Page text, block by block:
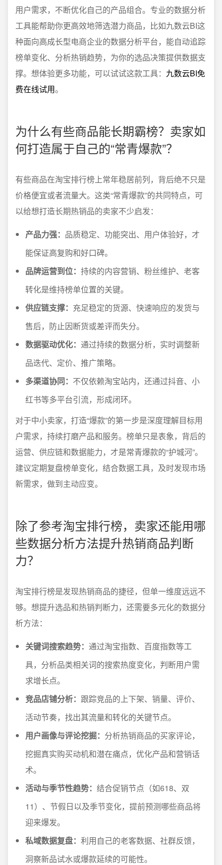
用户需求，不断优化自己的产品组合。专业的数据分析
工具能帮助你更高效地筛选潜力商品，比如九数云BI这
种面向高成长型电商企业的数据分析平台，能自动追踪
榜单变化、分析热销趋势，为你的选品决策提供数据支
撑。想体验更多功能，可以试试这款工具： 九数云BI免
费在线试用。
为什么有些商品能长期霸榜？卖家如
何打造属于自己的“常青爆款”？
有些商品在淘宝排行榜上常年稳居前列，背后绝不只是
价格便宜或者流量大。这类“常青爆款”的共同特点，可
以给想打造长期热销品的卖家不少启发：
产品力强： 品质稳定、功能突出、用户体验好，才
能保证高复购和好口碑。
品牌运营到位： 持续的内容营销、粉丝维护、老客
转化是维持榜单位置的关键。
供应链支撑： 充足稳定的货源、快速响应的发货与
售后，防止因断货或差评而失分。
数据驱动优化： 通过持续的数据分析，实时调整新
品迭代、定价、推广策略。
多渠道协同： 不仅依赖淘宝站内，还通过抖音、小
红书等多平台引流，形成闭环。
对于中小卖家，打造“爆款”的第一步是深度理解目标用
户需求，持续打磨产品和服务。榜单只是表象，背后的
运营、供应链和数据能力，才是常青爆款的“护城河”。
建议定期复盘榜单变化，结合数据工具，及时发现市场
新需求，做到主动应变。
除了参考淘宝排行榜，卖家还能用哪
些数据分析方法提升热销商品判断
力？
淘宝排行榜是发现热销商品的捷径，但单一维度远远不
够。想提升选品和热销判断力，还需要多元化的数据分
析方法：
关键词搜索趋势： 通过淘宝指数、百度指数等工
具，分析品类相关词的搜索热度变化，判断用户需
求增长点。
竞品店铺分析： 跟踪竞品的上下架、销量、评价、
活动节奏，找出其流量和转化的关键节点。
用户画像与评论挖掘： 分析热销商品的买家评论，
挖掘真实购买动机和潜在痛点，优化产品和营销话
术。
活动与季节性趋势： 结合促销节点（如618、双
11）、节假日以及季节变化，提前预测哪些商品将
迎来爆发。
私域数据复盘： 利用自己的老客数据、社群反馈，
洞察新品试水或爆款延续的可能性。